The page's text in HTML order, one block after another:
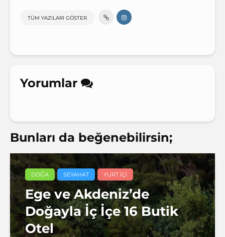
TÜM YAZILARI GÖSTER
Yorumlar
Bunları da beğenebilirsin;
DOĞA SEYAHAT YURT IÇI
Ege ve Akdeniz’de
Doğayla İç İçe 16 Butik
Otel